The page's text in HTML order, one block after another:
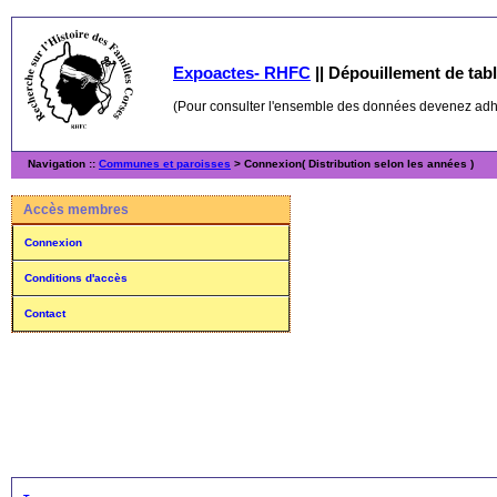
Expoactes- RHFC || Dépouillement de
(Pour consulter l'ensemble des données devenez
Navigation :: Communes et paroisses > Connexion( Distribution selon les années )
Accès membres
Connexion
Conditions d'accès
Contact